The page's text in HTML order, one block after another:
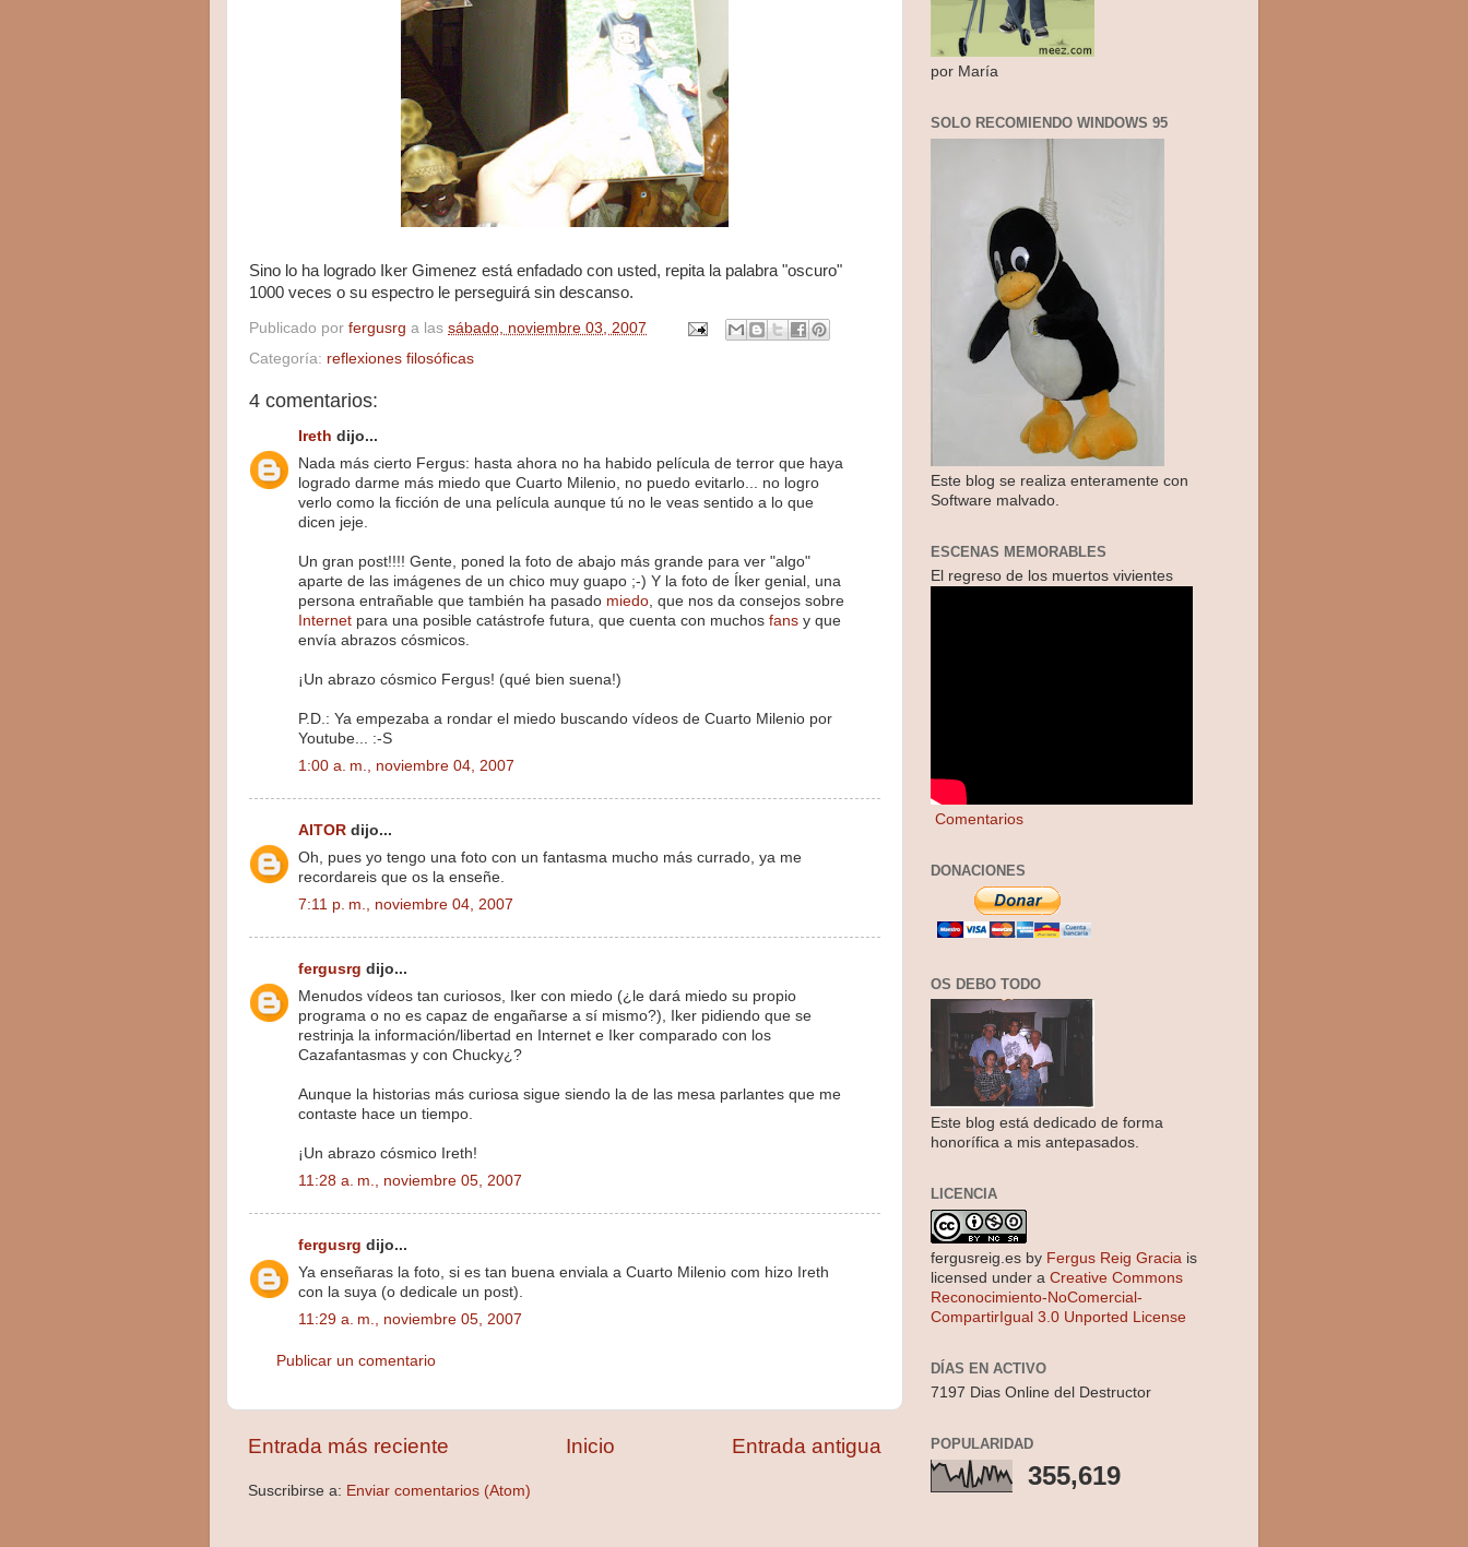
Sino lo ha logrado Iker Gimenez está enfadado con usted, repita la palabra "oscuro"
1000 veces o su espectro le perseguirá sin descanso.
Publicado por fergusrg a las sábado, noviembre 03, 2007
Categoría: reflexiones filosóficas
4 comentarios:
Ireth dijo...
Nada más cierto Fergus: hasta ahora no ha habido película de terror que haya
logrado darme más miedo que Cuarto Milenio, no puedo evitarlo... no logro
verlo como la ficción de una película aunque tú no le veas sentido a lo que
dicen jeje.
Un gran post!!!! Gente, poned la foto de abajo más grande para ver "algo"
aparte de las imágenes de un chico muy guapo ;-) Y la foto de Íker genial, una
persona entrañable que también ha pasado miedo , que nos da consejos sobre
Internet para una posible catástrofe futura, que cuenta con muchos fans y que
envía abrazos cósmicos.
¡Un abrazo cósmico Fergus! (qué bien suena!)
P.D.: Ya empezaba a rondar el miedo buscando vídeos de Cuarto Milenio por
Youtube... :-S
1:00 a. m., noviembre 04, 2007
AITOR dijo...
Oh, pues yo tengo una foto con un fantasma mucho más currado, ya me
recordareis que os la enseñe.
7:11 p. m., noviembre 04, 2007
fergusrg dijo...
Menudos vídeos tan curiosos, Iker con miedo (¿le dará miedo su propio
programa o no es capaz de engañarse a sí mismo?), Iker pidiendo que se
restrinja la información/libertad en Internet e Iker comparado con los
Cazafantasmas y con Chucky¿?
Aunque la historias más curiosa sigue siendo la de las mesa parlantes que me
contaste hace un tiempo.
¡Un abrazo cósmico Ireth!
11:28 a. m., noviembre 05, 2007
fergusrg dijo...
Ya enseñaras la foto, si es tan buena enviala a Cuarto Milenio com hizo Ireth
con la suya (o dedicale un post).
11:29 a. m., noviembre 05, 2007
Publicar un comentario
Entrada más reciente Entrada antigua
Inicio
Suscribirse a: Enviar comentarios (Atom)
por María
SOLO RECOMIENDO WINDOWS 95
Este blog se realiza enteramente con
Software malvado.
ESCENAS MEMORABLES
El regreso de los muertos vivientes
Comentarios
DONACIONES
OS DEBO TODO
Este blog está dedicado de forma
honorífica a mis antepasados.
LICENCIA
fergusreig.es by Fergus Reig Gracia is
licensed under a Creative Commons
Reconocimiento-NoComercial-
CompartirIgual 3.0 Unported License
DÍAS EN ACTIVO
7197 Dias Online del Destructor
POPULARIDAD
355,619